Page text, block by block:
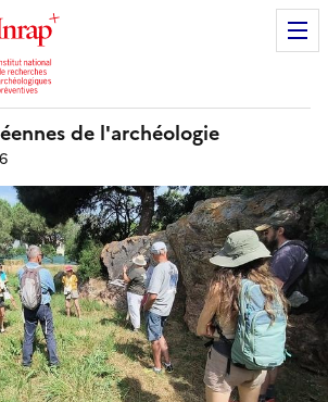
de l'archéologie